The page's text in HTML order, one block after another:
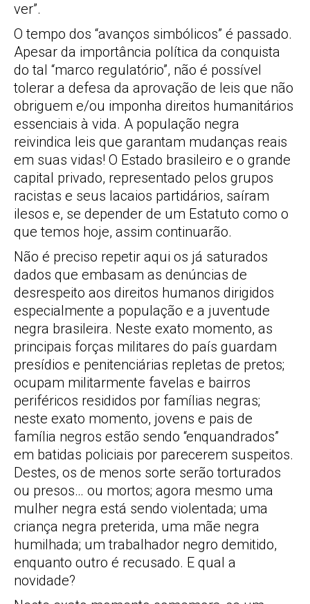
ver”.
O tempo dos “avanços simbólicos” é passado.
Apesar da importância política da conquista
do tal “marco regulatório”, não é possível
tolerar a defesa da aprovação de leis que não
obriguem e/ou imponha direitos humanitários
essenciais à vida. A população negra
reivindica leis que garantam mudanças reais
em suas vidas! O Estado brasileiro e o grande
capital privado, representado pelos grupos
racistas e seus lacaios partidários, saíram
ilesos e, se depender de um Estatuto como o
que temos hoje, assim continuarão.
Não é preciso repetir aqui os já saturados
dados que embasam as denúncias de
desrespeito aos direitos humanos dirigidos
especialmente a população e a juventude
negra brasileira. Neste exato momento, as
principais forças militares do país guardam
presídios e penitenciárias repletas de pretos;
ocupam militarmente favelas e bairros
periféricos resididos por famílias negras;
neste exato momento, jovens e pais de
família negros estão sendo “enquandrados”
em batidas policiais por parecerem suspeitos.
Destes, os de menos sorte serão torturados
ou presos… ou mortos; agora mesmo uma
mulher negra está sendo violentada; uma
criança negra preterida, uma mãe negra
humilhada; um trabalhador negro demitido,
enquanto outro é recusado. E qual a
novidade?